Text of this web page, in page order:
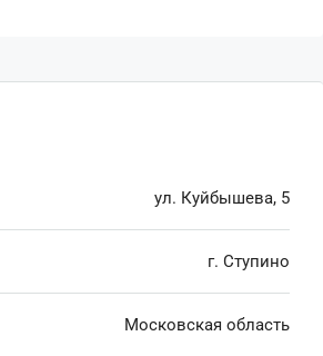
ул. Куйбышева, 5
г. Ступино
Московская область